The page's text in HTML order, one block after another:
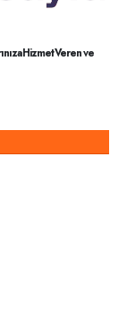
Hizmet Veren ve